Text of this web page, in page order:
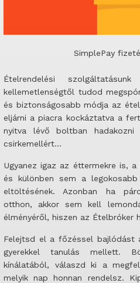
SimplePay
Ételrendelési
kellemetlenségtől tudod
és biztonságosabb módja az
eljárni a piacra kockáztatva a
nyitva lévő boltban
csirkemellért…
Ugyanez igaz az éttermekre is,
és különben sem a
eltöltésének. Azonban ha
otthon, akkor sem kell
élményéről, hiszen az Ételbróker
Felejtsd el a főzéssel bajlódást
gyerekkel tanulás mellett.
kínálatából, válaszd ki a
melyik nap honnan rendelsz.